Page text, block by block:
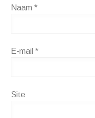
Naam*
E-mail*
Site